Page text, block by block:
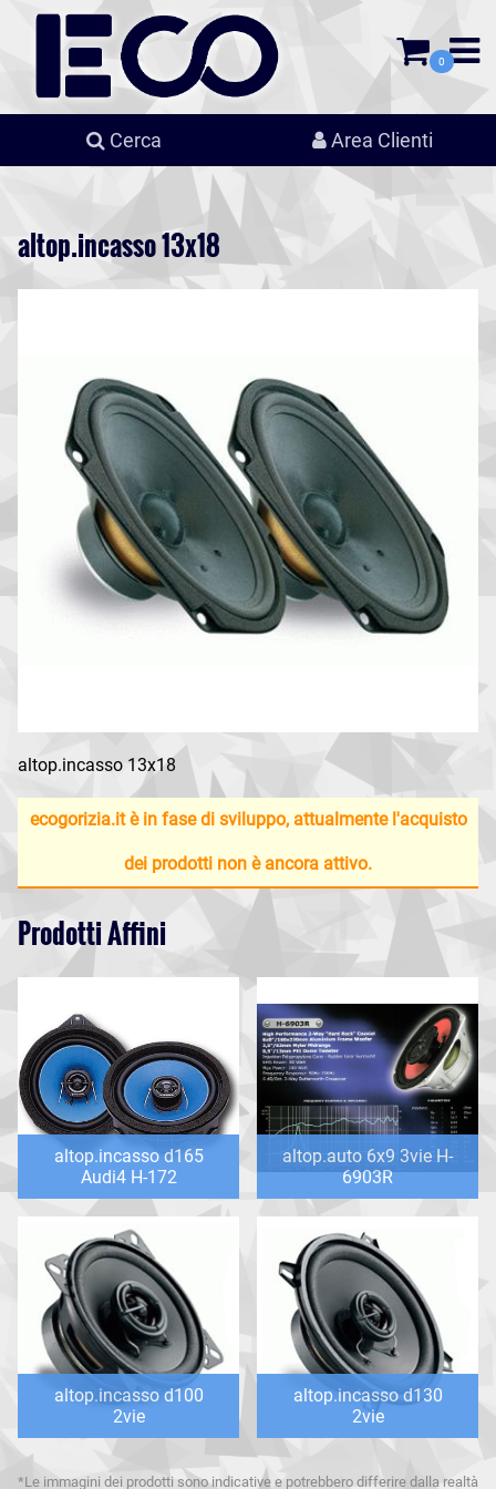
0
Cerca Area Clienti
altop.incasso 13x18
altop.incasso 13x18
ecogorizia.it è in fase di sviluppo, attualmente l'acquisto
dei prodotti non è ancora attivo.
Prodotti Affini
altop.incasso d165
Audi4 H-172
altop.auto 6x9 3vie H-
6903R
altop.incasso d100
2vie
altop.incasso d130
2vie
*Le immagini dei prodotti sono indicative e potrebbero differire dalla realtà